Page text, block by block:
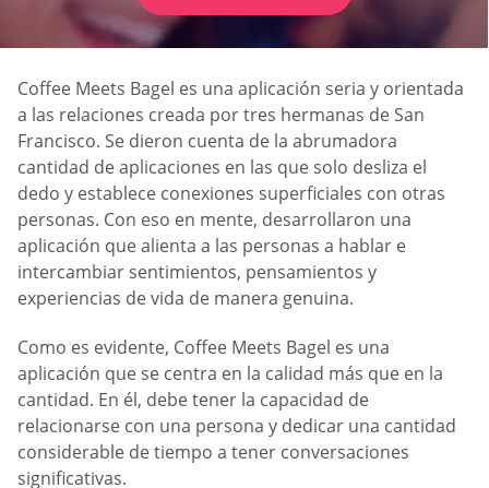
Coffee Meets Bagel es una aplicación seria y orientada
a las relaciones creada por tres hermanas de San
Francisco. Se dieron cuenta de la abrumadora
cantidad de aplicaciones en las que solo desliza el
dedo y establece conexiones superficiales con otras
personas. Con eso en mente, desarrollaron una
aplicación que alienta a las personas a hablar e
intercambiar sentimientos, pensamientos y
experiencias de vida de manera genuina.
Como es evidente, Coffee Meets Bagel es una
aplicación que se centra en la calidad más que en la
cantidad. En él, debe tener la capacidad de
relacionarse con una persona y dedicar una cantidad
considerable de tiempo a tener conversaciones
significativas.